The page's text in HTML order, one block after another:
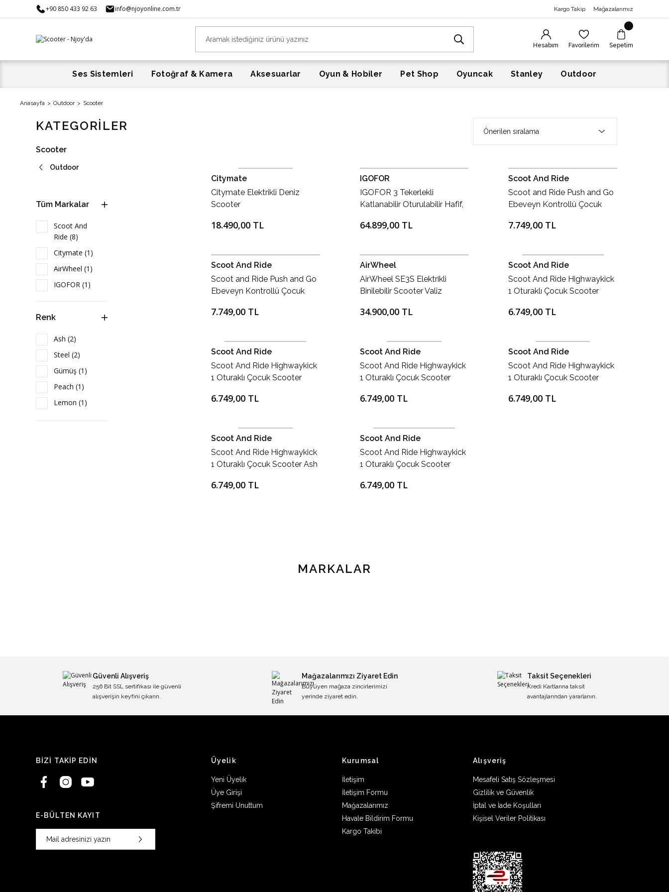
+90 850 433 92 63 info@njoyonline.com.tr Kargo Takip Mağazalarımız
Hesabım Favorilerim Sepetim
Ses Sistemleri Fotoğraf & Kamera Aksesuarlar Oyun & Hobiler Pet Shop Oyuncak Stanley Outdoor
Anasayfa Outdoor Scooter
KATEGORİLER
Scooter
Outdoor
Tüm Markalar
Scoot And
Ride (8)
Citymate (1)
AirWheel (1)
IGOFOR (1)
Renk
Ash (2)
Steel (2)
Gümüş (1)
Peach (1)
Lemon (1)
Blueberry (1)
Citymate
Citymate Elektrikli Deniz
Scooter
18.490,00 TL
IGOFOR
IGOFOR 3 Tekerlekli
Katlanabilir Oturulabilir Hafif,
Elektrikli Scooter Gri
64.899,00 TL
Scoot And Ride
Scoot and Ride Push and Go
Ebeveyn Kontrollü Çocuk
7.749,00 TL
Scoot And Ride
Scoot and Ride Push and Go
Ebeveyn Kontrollü Çocuk
7.749,00 TL
AirWheel
AirWheel SE3S Elektrikli
Binilebilir Scooter Valiz
34.900,00 TL
Scoot And Ride
Scoot And Ride Highwaykick
1 Oturaklı Çocuk Scooter
6.749,00 TL
Scoot And Ride
Scoot And Ride Highwaykick
1 Oturaklı Çocuk Scooter
6.749,00 TL
Scoot And Ride
Scoot And Ride Highwaykick
1 Oturaklı Çocuk Scooter
6.749,00 TL
Scoot And Ride
Scoot And Ride Highwaykick
1 Oturaklı Çocuk Scooter
6.749,00 TL
Scoot And Ride
Scoot And Ride Highwaykick
1 Oturaklı Çocuk Scooter Ash
6.749,00 TL
Scoot And Ride
Scoot And Ride Highwaykick
1 Oturaklı Çocuk Scooter
6.749,00 TL
MARKALAR
Güvenli Alışveriş
256 Bit SSL sertifikası ile güvenli
alışverişin keyfini çıkarın.
Mağazalarımızı Ziyaret Edin
Büyüyen mağaza zincirlerimizi
yerinde ziyaret edin.
Taksit Seçenekleri
Kredi Kartlarına taksit
avantajlarından yararlanın.
BİZİ TAKİP EDİN
E-BÜLTEN KAYIT
Üyelik
Yeni Üyelik
Üye Girişi
Şifremi Unuttum
Kurumsal
İletişim
İletişim Formu
Mağazalarımız
Havale Bildirim Formu
Kargo Takibi
Alışveriş
Mesafeli Satış Sözleşmesi
Gizlilik ve Güvenlik
İptal ve İade Koşulları
Kişisel Veriler Politikası